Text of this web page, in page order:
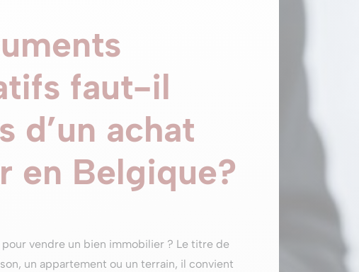
faut-il
d’un achat
en Belgique?
vendre un bien immobilier ? Le titre de
un appartement ou un terrain, il convient